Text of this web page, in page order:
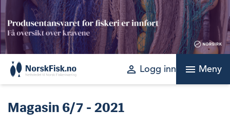
Skip
to
content
perm_identity Logg inn menu Meny
Magasin 6/7 - 2021